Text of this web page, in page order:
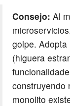
Consejo: Al
golpe.
(higuera
construyendo
monolito